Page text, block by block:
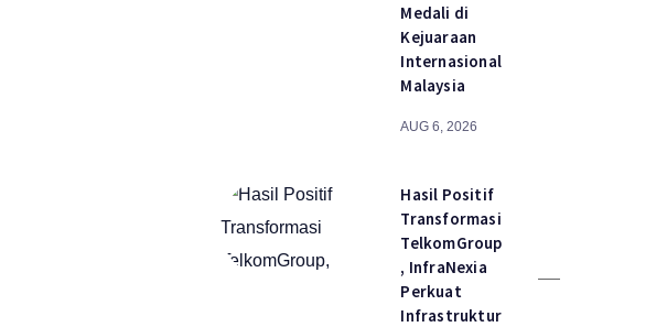
Medali di
Kejuaraan
Internasional
Malaysia
AUG 6, 2026
Hasil Positif
Transformasi
TelkomGroup
, InfraNexia
Perkuat
Infrastruktur